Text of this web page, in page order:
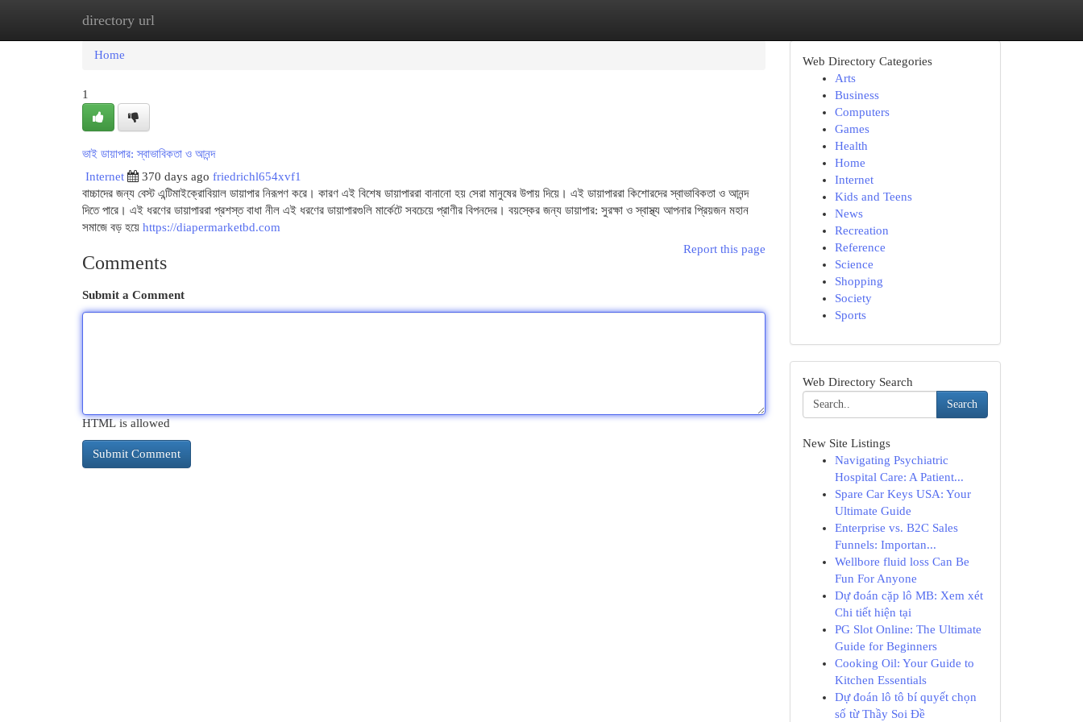
directory url
Home
Home
1
ভাই ডায়াপার: স্বাভাবিকতা ও আনন্দ
Internet
370 days ago friedrichl654xvf1
বাচ্চাদের জন্য বেস্ট এন্টিমাইক্রোবিয়াল ডায়াপার নিরূপণ করে। কারণ এই বিশেষ ডায়াপাররা বানানো হয় সেরা মানুষের উপায় দিয়ে। এই ডায়াপাররা কিশোরদের স্বাভাবিকতা ও আনন্দ
দিতে পারে। এই ধরণের ডায়াপাররা প্রশস্ত বাধা নীল এই ধরণের ডায়াপারগুলি মার্কেটে সবচেয়ে প্রাণীর বিপনদের। বয়স্কের জন্য ডায়াপার: সুরক্ষা ও স্বাস্থ্য আপনার প্রিয়জন মহান
সমাজে বড় হয়ে https://diapermarketbd.com
Report this page
Comments
Submit a Comment
HTML is allowed
Web Directory Categories
Arts
Business
Computers
Games
Health
Home
Internet
Kids and Teens
News
Recreation
Reference
Science
Shopping
Society
Sports
Web Directory Search
Search
New Site Listings
Navigating Psychiatric
Hospital Care: A Patient...
Spare Car Keys USA: Your
Ultimate Guide
Enterprise vs. B2C Sales
Funnels: Importan...
Wellbore fluid loss Can Be
Fun For Anyone
Dự đoán cặp lô MB: Xem xét
Chi tiết hiện tại
PG Slot Online: The Ultimate
Guide for Beginners
Cooking Oil: Your Guide to
Kitchen Essentials
Dự đoán lô tô bí quyết chọn
số từ Thầy Soi Đề